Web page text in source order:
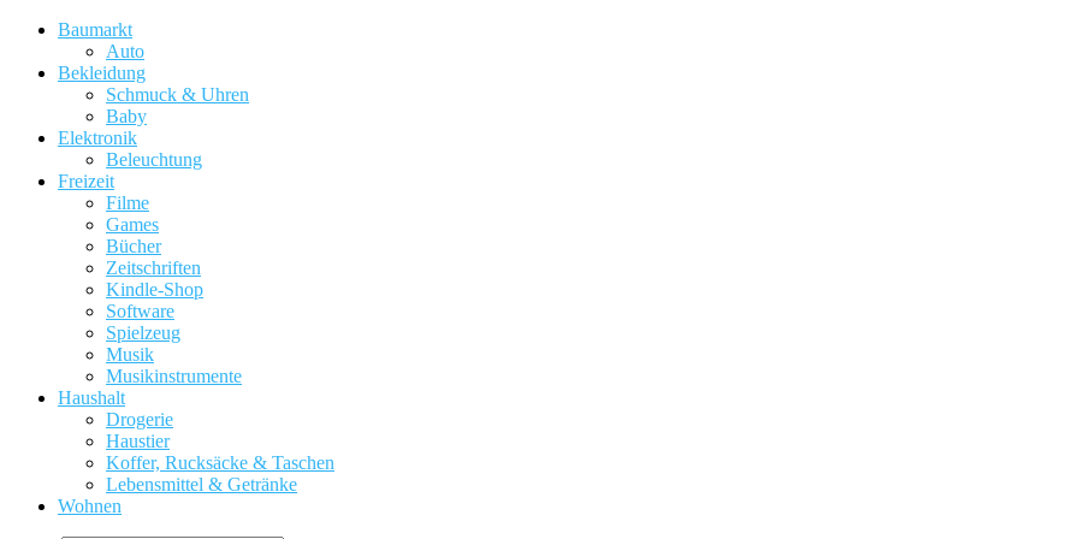
Baumarkt
Auto
Bekleidung
Schmuck & Uhren
Baby
Elektronik
Beleuchtung
Freizeit
Filme
Games
Bücher
Zeitschriften
Kindle-Shop
Software
Spielzeug
Musik
Musikinstrumente
Haushalt
Drogerie
Haustier
Koffer, Rucksäcke & Taschen
Lebensmittel & Getränke
Wohnen